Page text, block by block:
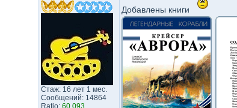
Стаж: 16 лет 1 мес.
Сообщений: 14864
Добавлены книги